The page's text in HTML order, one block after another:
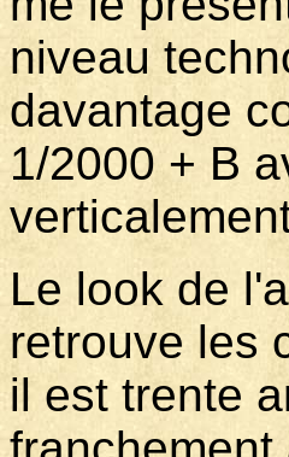
niveau
davantage
1/2000 + B
Le look de
retrouve les
il est trente